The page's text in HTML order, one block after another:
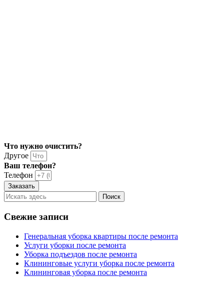
Что нужно очистить?
Другое
Ваш телефон?
Телефон
Заказать
Свежие записи
Генеральная уборка квартиры после ремонта
Услуги уборки после ремонта
Уборка подъездов после ремонта
Клининговые услуги уборка после ремонта
Клининговая уборка после ремонта